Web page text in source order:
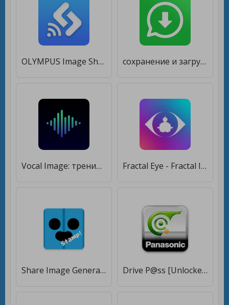
OLYMPUS Image Share [Unlocked] сохранение и загрузка из статуса whatsapp - Saver [Без рекламы]
Vocal Image: тренировки голоса [Полная версия] Fractal Eye - Fractal Image Creation [Premium]
Share Image Generator for Brawl Stars [Unlocked] Drive P@ss [Unlocked]